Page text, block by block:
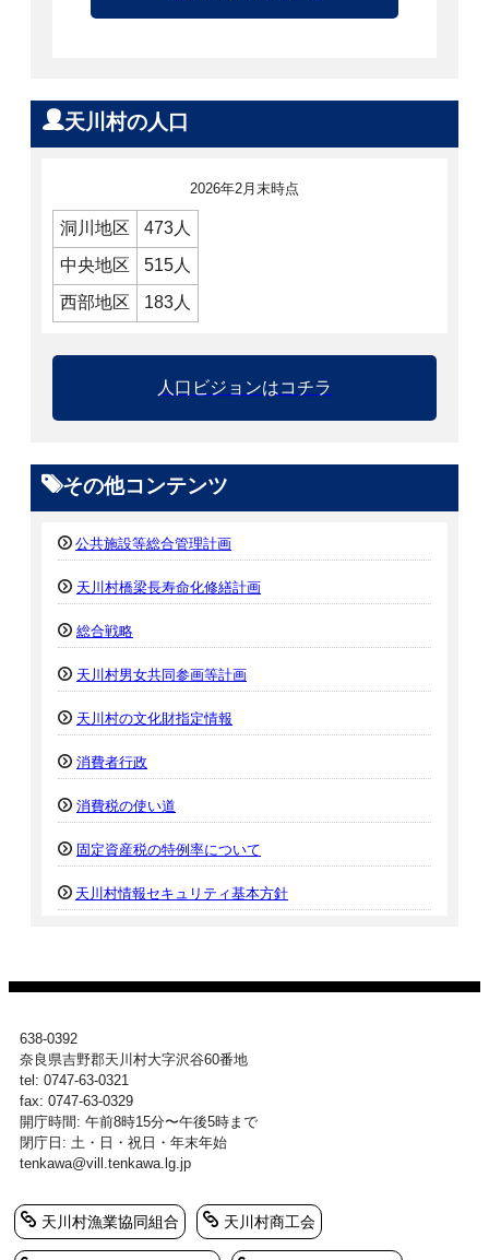
天川村の人口
2026年2月末時点
洞川地区
473人
中央地区
515人
西部地区
183人
人口ビジョンはコチラ
その他コンテンツ
公共施設等総合管理計画
天川村橋梁長寿命化修繕計画
総合戦略
天川村男女共同参画等計画
天川村の文化財指定情報
消費者行政
消費税の使い道
固定資産税の特例率について
天川村情報セキュリティ基本方針
638-0392
奈良県吉野郡天川村大字沢谷60番地
tel: 0747-63-0321
fax: 0747-63-0329
開庁時間: 午前8時15分〜午後5時まで
閉庁日: 土・日・祝日・年末年始
tenkawa@vill.tenkawa.lg.jp
天川村漁業協同組合 天川村商工会